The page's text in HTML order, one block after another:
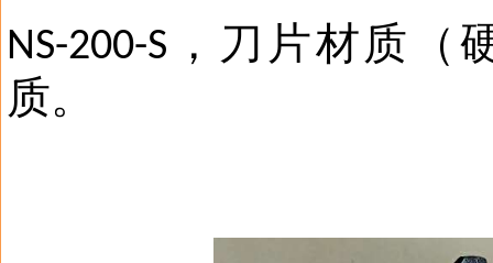
NS-200-S ，刀片材质（
质。